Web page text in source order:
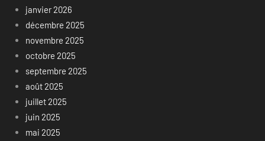
janvier 2026
décembre 2025
novembre 2025
octobre 2025
septembre 2025
août 2025
juillet 2025
juin 2025
mai 2025